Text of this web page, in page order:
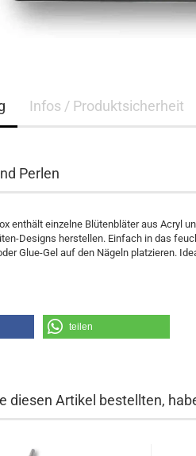
Infos / Produktsicherheit
Perlen
enthält einzelne Blütenbläter aus Acryl
Designs herstellen. Einfach in das
Glue-Gel auf den Nägeln platzieren.
teilen
diesen Artikel bestellten,